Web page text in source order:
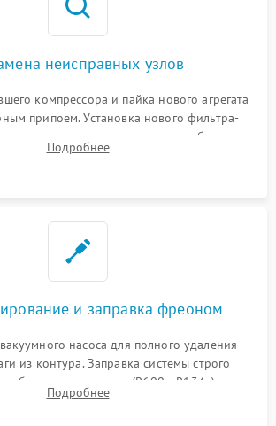
неисправных узлов
компрессора и пайка нового агрегата
припоем. Установка нового фильтра-
изношенных вентиляторов обдува,
или поврежденных дверных петель.
Подробнее
и заправка фреоном
насоса для полного удаления
из контура. Заправка системы строго
объемом хладагента (R600a, R134a) по
Контроль рабочего давления в системе.
Подробнее